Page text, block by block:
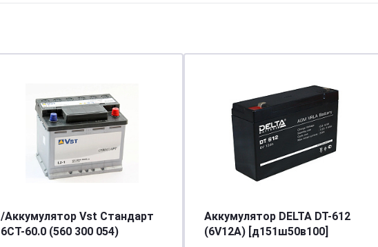
/Аккумулятор Vst Стандарт
6СТ-60.0 (560 300 054)
Аккумулятор DELTA DT-612
(6V12A) [д151ш50в100]